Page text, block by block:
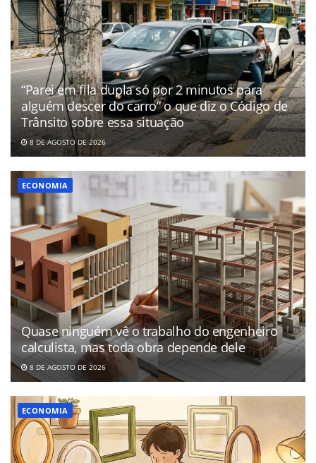
“Parei em fila dupla só por 2 minutos para
alguém descer do carro” o que diz o Código de
Trânsito sobre essa situação
8 DE AGOSTO DE 2026
ECONOMIA
Quase ninguém vê o trabalho do engenheiro
calculista, mas toda obra depende dele
8 DE AGOSTO DE 2026
ECONOMIA